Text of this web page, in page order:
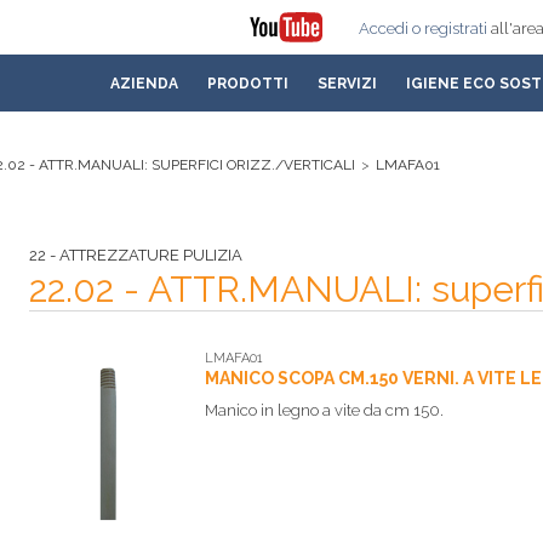
Accedi o registrati
AZIENDA PRODOTTI SERVIZI IGIENE ECO
- ATTR.MANUALI: SUPERFICI ORIZZ./VERTICALI > LMAFA01
22 - ATTREZZATURE PULIZIA
22.02 - ATTR.MANUALI:
LMAFA01
MANICO SCOPA CM.150 VERNI. A VITE
Manico in legno a vite da cm 150.